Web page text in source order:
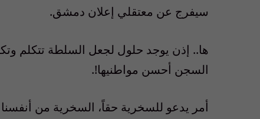
سيفرج عن معتقلي إعلان دمشق.
ها.. إذن يوجد حلول لجعل السلطة تتكلم
السجن أحسن مواطنيها!.
أمر يدعو للسخرية حقاً، السخرية من